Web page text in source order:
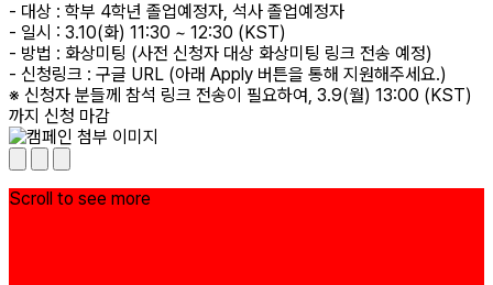
- 대상 : 학부 4학년 졸업예정자, 석사 졸업예정자
- 일시 : 3.10(화) 11:30 ~ 12:30 (KST)
- 방법 : 화상미팅 (사전 신청자 대상 화상미팅 링크 전송 예정)
- 신청링크 : 구글 URL (아래 Apply 버튼을 통해 지원해주세요.)
※ 신청자 분들께 참석 링크 전송이 필요하여, 3.9(월) 13:00 (KST)
까지 신청 마감
Scroll to see more